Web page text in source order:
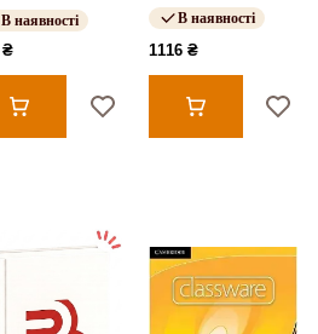
В наявності
₴
В наявності
1116 ₴